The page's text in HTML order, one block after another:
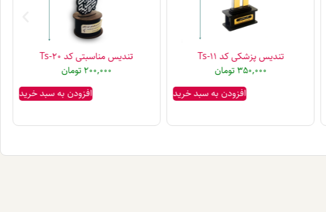
تندیس پزشکی کد Ts-11
350,000 تومان
افزودن به سبد خرید
تندیس مناسبتی کد Ts-20
200,000 تومان
افزودن به سبد خرید